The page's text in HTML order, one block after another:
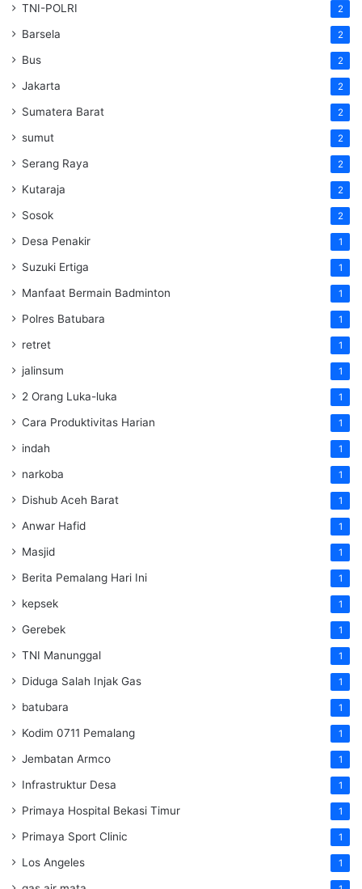
TNI-POLRI 2
Barsela 2
Bus 2
Jakarta 2
Sumatera Barat 2
sumut 2
Serang Raya 2
Kutaraja 2
Sosok 2
Desa Penakir 1
Suzuki Ertiga 1
Manfaat Bermain Badminton 1
Polres Batubara 1
retret 1
jalinsum 1
2 Orang Luka-luka 1
Cara Produktivitas Harian 1
indah 1
narkoba 1
Dishub Aceh Barat 1
Anwar Hafid 1
Masjid 1
Berita Pemalang Hari Ini 1
kepsek 1
Gerebek 1
TNI Manunggal 1
Diduga Salah Injak Gas 1
batubara 1
Kodim 0711 Pemalang 1
Jembatan Armco 1
Infrastruktur Desa 1
Primaya Hospital Bekasi Timur 1
Primaya Sport Clinic 1
Los Angeles 1